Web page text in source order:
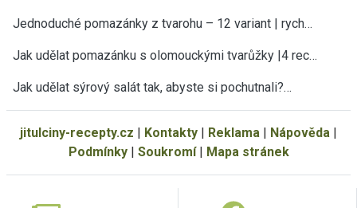
Jednoduché pomazánky z tvarohu – 12 variant | rych…
Jak udělat pomazánku s olomouckými tvarůžky |4 rec…
Jak udělat sýrový salát tak, abyste si pochutnali?…
jitulciny-recepty.cz | Kontakty | Reklama | Nápověda |
Podmínky| Soukromí| Mapa stránek